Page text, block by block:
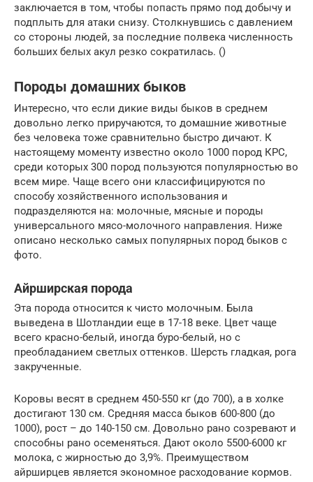
заключается в том, чтобы попасть прямо под добычу и
подплыть для атаки снизу. Столкнувшись с давлением
со стороны людей, за последние полвека численность
больших белых акул резко сократилась. ()
Породы домашних быков
Интересно, что если дикие виды быков в среднем
довольно легко приручаются, то домашние животные
без человека тоже сравнительно быстро дичают. К
настоящему моменту известно около 1000 пород КРС,
среди которых 300 пород пользуются популярностью во
всем мире. Чаще всего они классифицируются по
способу хозяйственного использования и
подразделяются на: молочные, мясные и породы
универсального мясо-молочного направления. Ниже
описано несколько самых популярных пород быков с
фото.
Айрширская порода
Эта порода относится к чисто молочным. Была
выведена в Шотландии еще в 17-18 веке. Цвет чаще
всего красно-белый, иногда буро-белый, но с
преобладанием светлых оттенков. Шерсть гладкая, рога
закрученные.
Коровы весят в среднем 450-550 кг (до 700), а в холке
достигают 130 см. Средняя масса быков 600-800 (до
1000), рост – до 140-150 см. Довольно рано созревают и
способны рано осеменяться. Дают около 5500-6000 кг
молока, с жирностью до 3,9%. Преимуществом
айрширцев является экономное расходование кормов.